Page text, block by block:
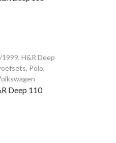
1999,H&R Deep
, Polo,
Deep 110